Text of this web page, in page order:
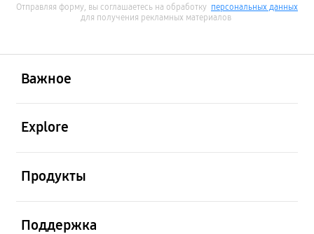
Отправляя форму, вы соглашаетесь на обработку персональных данных
для получения рекламных материалов
Важное
Explore
Продукты
Поддержка